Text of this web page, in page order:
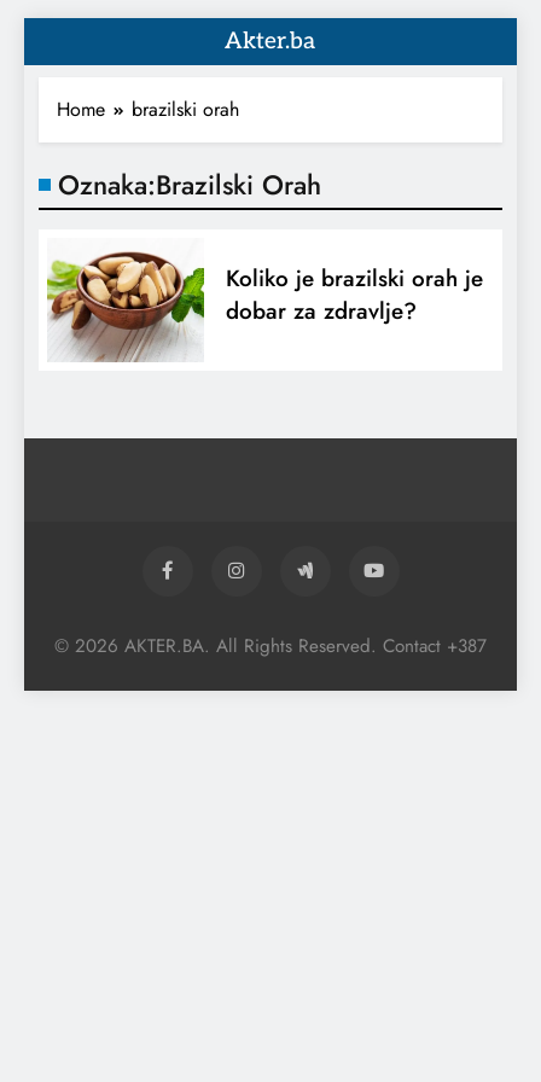
Akter.ba
Home brazilski orah
Oznaka:Brazilski Orah
Koliko je brazilski orah je
dobar za zdravlje?
© 2026 AKTER.BA. All Rights Reserved. Contact +387